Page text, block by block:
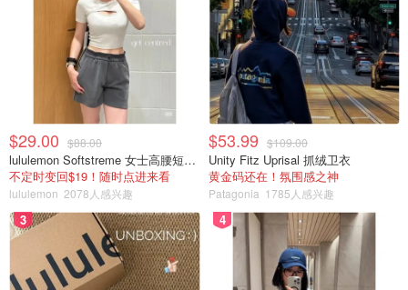
$29.00 $88.00
lululemon Softstreme 女士高腰短裤 10cm
不定时变回$19！随时点进来看
lululemon 2078人感兴趣
$53.99 $109.00
Unity Fitz Uprisal 抓绒卫衣
黄金码还在！氛围感之神
Patagonia 1785人感兴趣
3 4